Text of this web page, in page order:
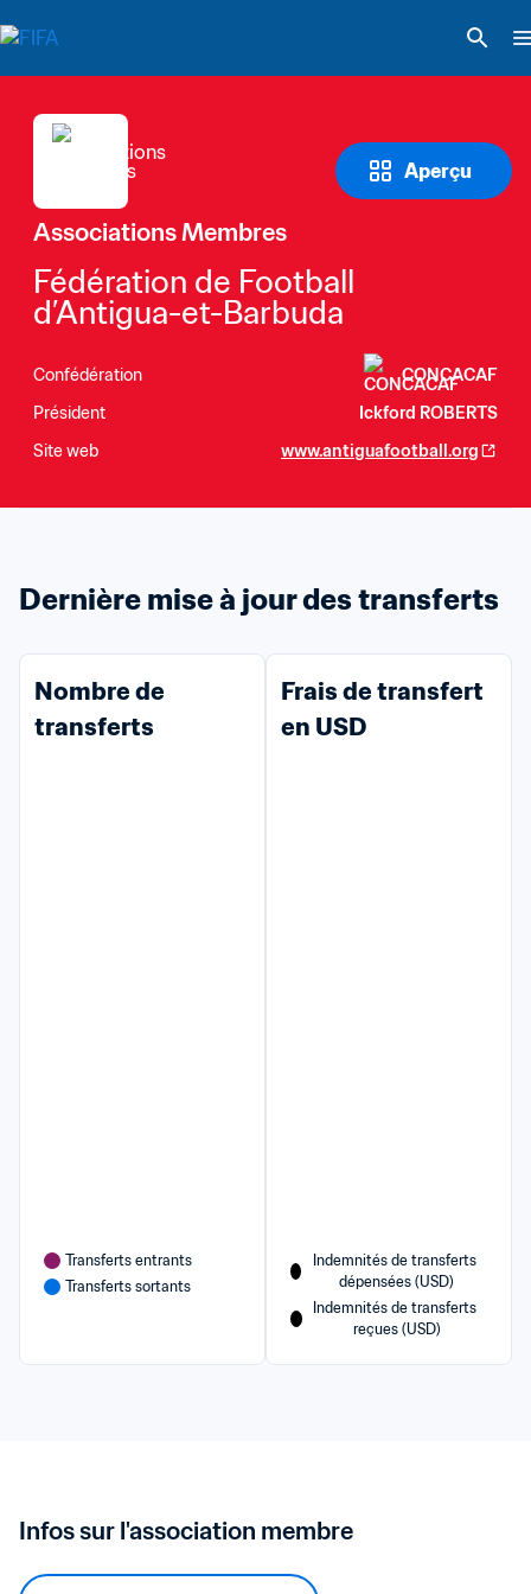
Aperçu
Associations Membres
Fédération de Football
d’Antigua-et-Barbuda
Confédération
CONCACAF
Président
Ickford ROBERTS
Site web
www.antiguafootball.org
Dernière mise à jour des transferts
Nombre de
transferts
Transferts entrants
Transferts sortants
Frais de transfert
en USD
Indemnités de transferts
dépensées (USD)
Indemnités de transferts
reçues (USD)
Infos sur l'association membre